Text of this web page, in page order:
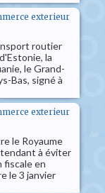
exterieur
routier
la
le Grand-
Bas, signé à
exterieur
le Royaume
à éviter
fiscale en
le 3 janvier